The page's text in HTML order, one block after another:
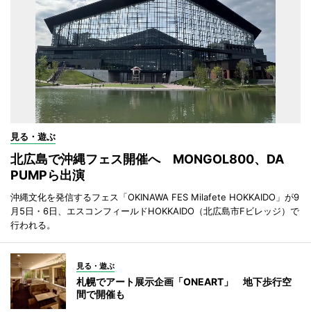
見る・遊ぶ
北広島で沖縄フェス開催へ MONGOL800、DA
PUMPら出演
沖縄文化を発信するフェス「OKINAWA FES Milafete HOKKAIDO」が9
月5日・6日、エスコンフィールドHOKKAIDO（北広島市Fビレッジ）で
行われる。
見る・遊ぶ
札幌でアート展示企画「ONEART」 地下歩行空
間で開催も